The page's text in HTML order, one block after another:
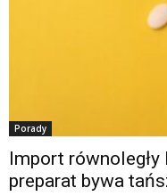
Porady
Import
preparat bywa